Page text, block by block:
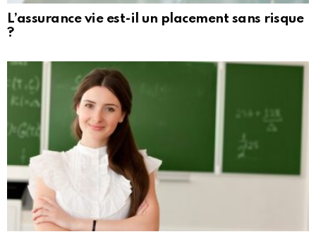
L’assurance vie est-il un placement sans risque
?